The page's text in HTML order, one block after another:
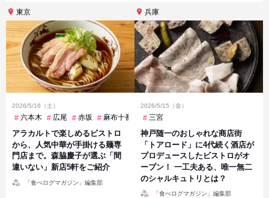
東京
2026/5/16（土）
六本木 広尾 赤坂 麻布十番
アラカルトで楽しめるビストロ
から、人気中華が手掛ける麺専
門店まで。森脇慶子が選ぶ「間
違いない」新店5軒をご紹介
「食べログマガジン」編集部
兵庫
2026/5/15（金）
三宮
神戸随一のおしゃれな商店街
「トアロード」に4代続く酒店が
プロデュースしたビストロがオ
ープン！ 一工夫ある、唯一無二
のシャルキュトリとは？
「食べログマガジン」編集部